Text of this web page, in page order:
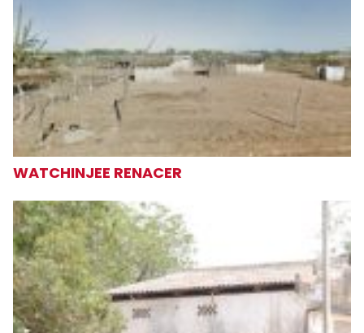
WATCHINJEE RENACER